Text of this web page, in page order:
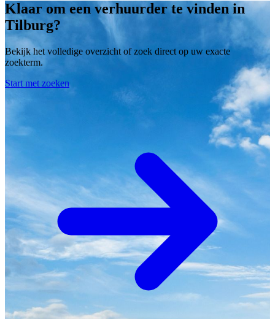
Klaar om een verhuurder te vinden in
Tilburg?
Bekijk het volledige overzicht of zoek direct op uw exacte
zoekterm.
Start met zoeken